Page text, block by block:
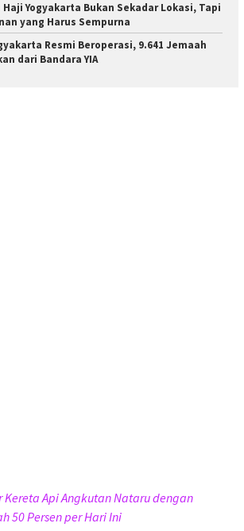
Yogyakarta Bukan Sekadar Lokasi, Tapi
yang Harus Sempurna
Resmi Beroperasi, 9.641 Jemaah
dari Bandara YIA
Kereta Api Angkutan Nataru dengan
50 Persen per Hari Ini